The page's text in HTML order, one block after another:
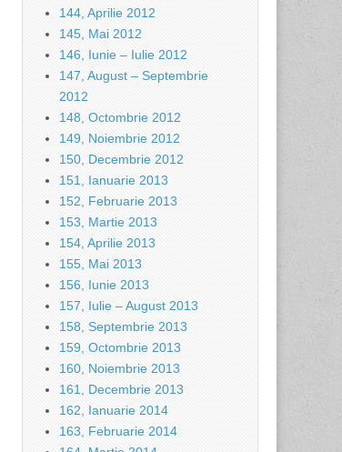
144, Aprilie 2012
145, Mai 2012
146, Iunie – Iulie 2012
147, August – Septembrie
2012
148, Octombrie 2012
149, Noiembrie 2012
150, Decembrie 2012
151, Ianuarie 2013
152, Februarie 2013
153, Martie 2013
154, Aprilie 2013
155, Mai 2013
156, Iunie 2013
157, Iulie – August 2013
158, Septembrie 2013
159, Octombrie 2013
160, Noiembrie 2013
161, Decembrie 2013
162, Ianuarie 2014
163, Februarie 2014